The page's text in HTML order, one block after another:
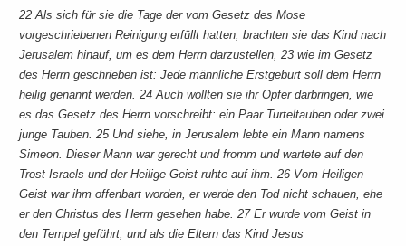
22 Als sich für sie die Tage der vom Gesetz des Mose
vorgeschriebenen Reinigung erfüllt hatten, brachten sie das Kind nach
Jerusalem hinauf, um es dem Herrn darzustellen, 23 wie im Gesetz
des Herrn geschrieben ist: Jede männliche Erstgeburt soll dem Herrn
heilig genannt werden. 24 Auch wollten sie ihr Opfer darbringen, wie
es das Gesetz des Herrn vorschreibt: ein Paar Turteltauben oder zwei
junge Tauben. 25 Und siehe, in Jerusalem lebte ein Mann namens
Simeon. Dieser Mann war gerecht und fromm und wartete auf den
Trost Israels und der Heilige Geist ruhte auf ihm. 26 Vom Heiligen
Geist war ihm offenbart worden, er werde den Tod nicht schauen, ehe
er den Christus des Herrn gesehen habe. 27 Er wurde vom Geist in
den Tempel geführt; und als die Eltern das Kind Jesus